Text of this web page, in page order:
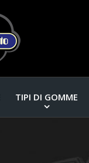
TIPI DI GOMME